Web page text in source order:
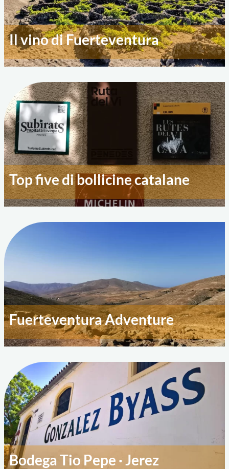
Il vino di Fuerteventura
Top five di bollicine catalane
Fuerteventura Adventure
Bodega Tio Pepe · Jerez